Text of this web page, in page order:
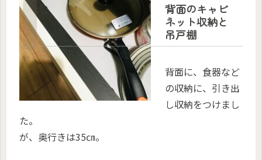
背面のキャビ
ネット収納と
吊戸棚
背面に、食器など
の収納に、引き出
し収納をつけまし
た。
が、奥行きは35㎝。